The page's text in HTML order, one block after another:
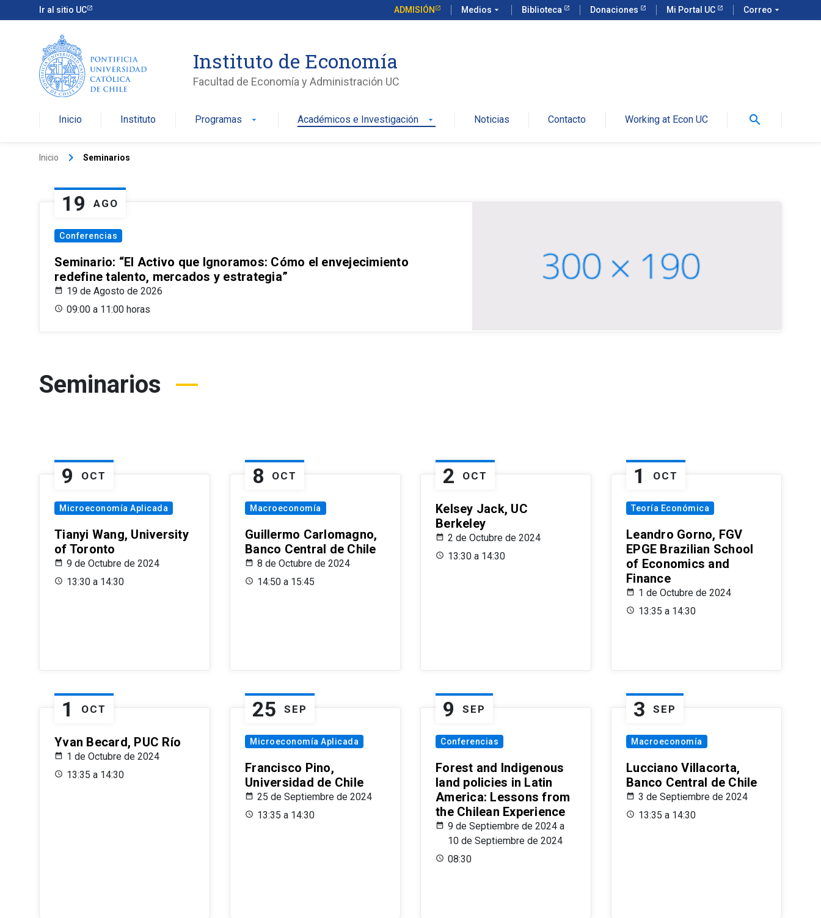
Ir al sitio UC ADMISIÓN Medios arrow_drop_down Biblioteca Donaciones Mi Portal UC Correo arrow_drop_down
Instituto de Economía
Facultad de Economía y Administración UC
Inicio Instituto Programas arrow_drop_down Académicos e Investigación arrow_drop_down Noticias Contacto Working at Econ UC search
Inicio keyboard_arrow_right Seminarios
19 AGO
Conferencias
Seminario: “El Activo que Ignoramos: Cómo el envejecimiento
redefine talento, mercados y estrategia”
19 de Agosto de 2026
09:00 a 11:00 horas
Seminarios
9 OCT
Microeconomía Aplicada
Tianyi Wang, University
of Toronto
9 de Octubre de 2024
13:30 a 14:30
8 OCT
Macroeconomía
Guillermo Carlomagno,
Banco Central de Chile
8 de Octubre de 2024
14:50 a 15:45
2 OCT
Kelsey Jack, UC
Berkeley
2 de Octubre de 2024
13:30 a 14:30
1 OCT
Teoría Económica
Leandro Gorno, FGV
EPGE Brazilian School
of Economics and
Finance
1 de Octubre de 2024
13:35 a 14:30
1 OCT
Yvan Becard, PUC Río
1 de Octubre de 2024
13:35 a 14:30
25 SEP
Microeconomía Aplicada
Francisco Pino,
Universidad de Chile
25 de Septiembre de 2024
13:35 a 14:30
9 SEP
Conferencias
Forest and Indigenous
land policies in Latin
America: Lessons from
the Chilean Experience
9 de Septiembre de 2024 a
10 de Septiembre de 2024
08:30
3 SEP
Macroeconomía
Lucciano Villacorta,
Banco Central de Chile
3 de Septiembre de 2024
13:35 a 14:30